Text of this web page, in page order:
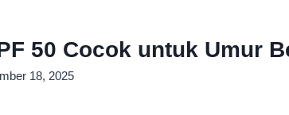
50 Cocok untuk Umur
18, 2025